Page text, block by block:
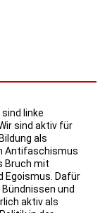
linke
sind aktiv für
als
Antifaschismus
Bruch mit
Egoismus. Dafür
und
aktiv als